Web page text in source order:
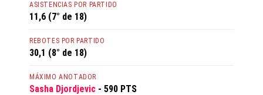
ASISTENCIAS POR PARTIDO
11,6 (7° de 18)
REBOTES POR PARTIDO
30,1 (8° de 18)
MÁXIMO ANOTADOR
Sasha Djordjevic - 590 PTS